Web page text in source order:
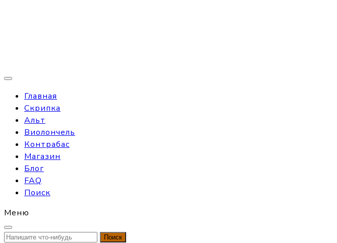
Главная
Скрипка
Альт
Виолончель
Контрабас
Магазин
Блог
FAQ
Поиск
Меню
Найти: